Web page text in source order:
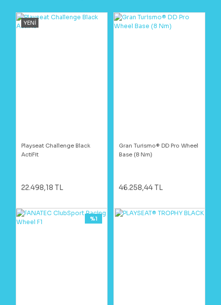
YENİ
Playseat Challenge Black
ActiFit
22.498,18 TL
Gran Turismo® DD Pro Wheel
Base (8 Nm)
46.258,44 TL
%1